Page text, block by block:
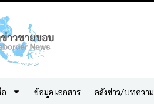
ข้อมูล เอกสาร คลังข่าว/บทความ